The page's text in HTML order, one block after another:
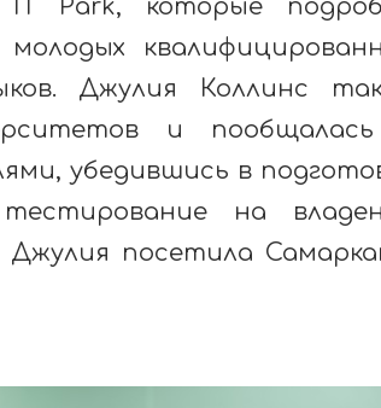
Park, которые
Джулия Коллинс
и
убедившись в
на
посетила